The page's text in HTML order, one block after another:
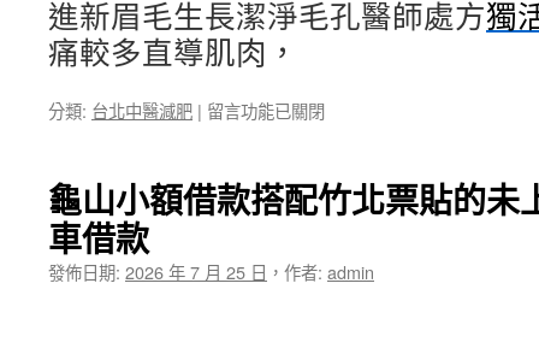
進新眉毛生長潔淨毛孔醫師處方獨
痛較多直導肌肉，
分類: 台北中醫減肥 | 在
秀
全
隱
留言功能已關閉
龜山小額借款搭配竹北票貼的未
車借款
發佈日期: 2026 年 7 月 25 日 ， 作者: admin